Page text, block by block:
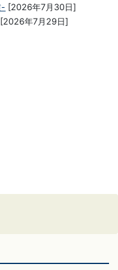
- [2026年7月30日]
[2026年7月29日]